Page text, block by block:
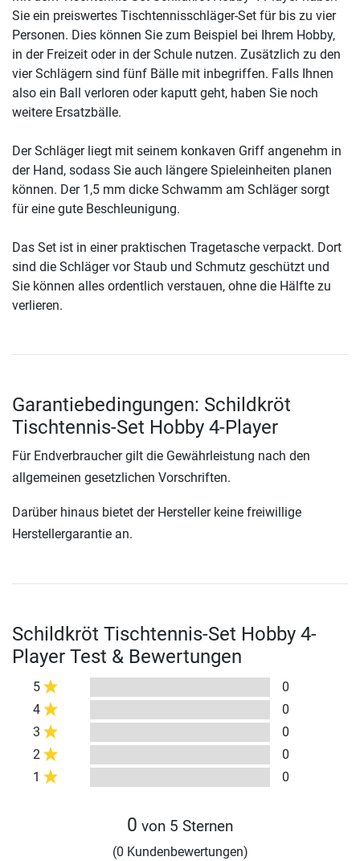
Sie ein preiswertes Tischtennisschläger-Set für bis zu vier
Personen. Dies können Sie zum Beispiel bei Ihrem Hobby,
in der Freizeit oder in der Schule nutzen. Zusätzlich zu den
vier Schlägern sind fünf Bälle mit inbegriffen. Falls Ihnen
also ein Ball verloren oder kaputt geht, haben Sie noch
weitere Ersatzbälle.
Der Schläger liegt mit seinem konkaven Griff angenehm in
der Hand, sodass Sie auch längere Spieleinheiten planen
können. Der 1,5 mm dicke Schwamm am Schläger sorgt
für eine gute Beschleunigung.
Das Set ist in einer praktischen Tragetasche verpackt. Dort
sind die Schläger vor Staub und Schmutz geschützt und
Sie können alles ordentlich verstauen, ohne die Hälfte zu
verlieren.
Garantiebedingungen: Schildkröt
Tischtennis-Set Hobby 4-Player
Für Endverbraucher gilt die Gewährleistung nach den
allgemeinen gesetzlichen Vorschriften.
Darüber hinaus bietet der Hersteller keine freiwillige
Herstellergarantie an.
Schildkröt Tischtennis-Set Hobby 4-
Player Test & Bewertungen
5
0
4
0
3
0
2
0
1
0
0 von 5 Sternen
(0 Kundenbewertungen)